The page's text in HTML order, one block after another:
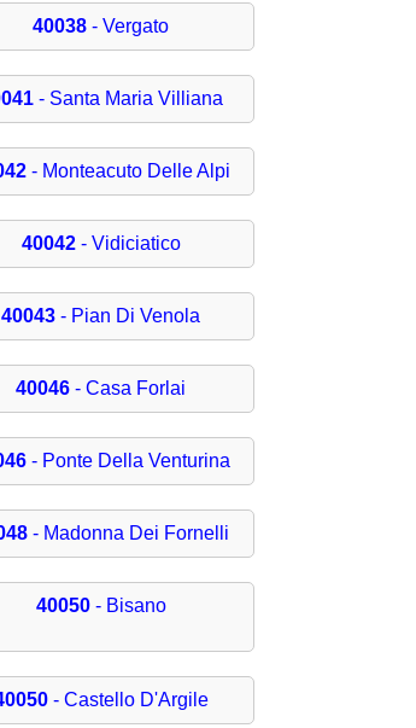
40038 - Vergato
- Santa Maria Villiana
- Monteacuto Delle Alpi
40042- Vidiciatico
40043 - Pian Di Venola
40046 - Casa Forlai
- Ponte Della Venturina
- Madonna Dei Fornelli
40050- Bisano
- Castello D'Argile